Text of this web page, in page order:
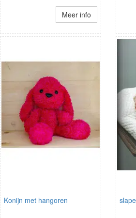
Meer info
Konijn met hangoren